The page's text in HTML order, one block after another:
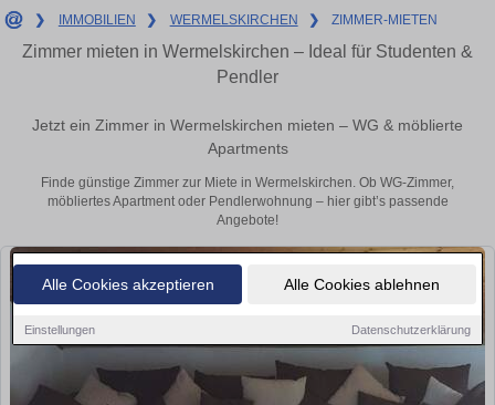
Alle Cookies akzeptieren Alle Cookies ablehnen
Einstellungen Datenschutzerklärung
❯ IMMOBILIEN ❯ WERMELSKIRCHEN ❯ ZIMMER-MIETEN
Zimmer mieten in Wermelskirchen – Ideal für Studenten &
Pendler
Jetzt ein Zimmer in Wermelskirchen mieten – WG & möblierte
Apartments
Finde günstige Zimmer zur Miete in Wermelskirchen. Ob WG-Zimmer,
möbliertes Apartment oder Pendlerwohnung – hier gibt’s passende
Angebote!